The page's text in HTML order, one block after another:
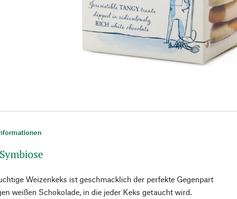
Weizenkeks ist geschmacklich der perfekte Gegenpart
weißen Schokolade, in die jeder Keks getaucht wird.